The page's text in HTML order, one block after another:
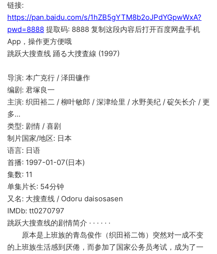
链接:
https://pan.baidu.com/s/1hZB5gYTM8b2oJPdYGpwWxA?
pwd=8888 提取码: 8888 复制这段内容后打开百度网盘手机
App，操作更方便哦
跳跃大搜查线 踊る大捜査線 (1997)
导演: 本广克行 / 泽田镰作
编剧: 君塚良一
主演: 织田裕二 / 柳叶敏郎 / 深津绘里 / 水野美纪 / 碇矢长介 / 更
多…
类型: 剧情 / 喜剧
制片国家/地区: 日本
语言: 日语
首播: 1997-01-07(日本)
集数: 11
单集片长: 54分钟
又名: 大搜查线 / Odoru daisosasen
IMDb: tt0270797
跳跃大搜查线的剧情简介 · · · · · ·
原本是上班族的青岛俊作（织田裕二饰）突然对一成不变
的上班族生活感到厌倦，而参加了国家公务员考试，成为了一